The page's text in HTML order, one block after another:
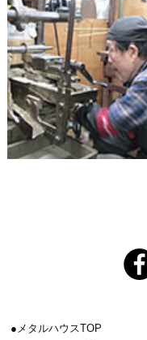
メタルハウスTOP